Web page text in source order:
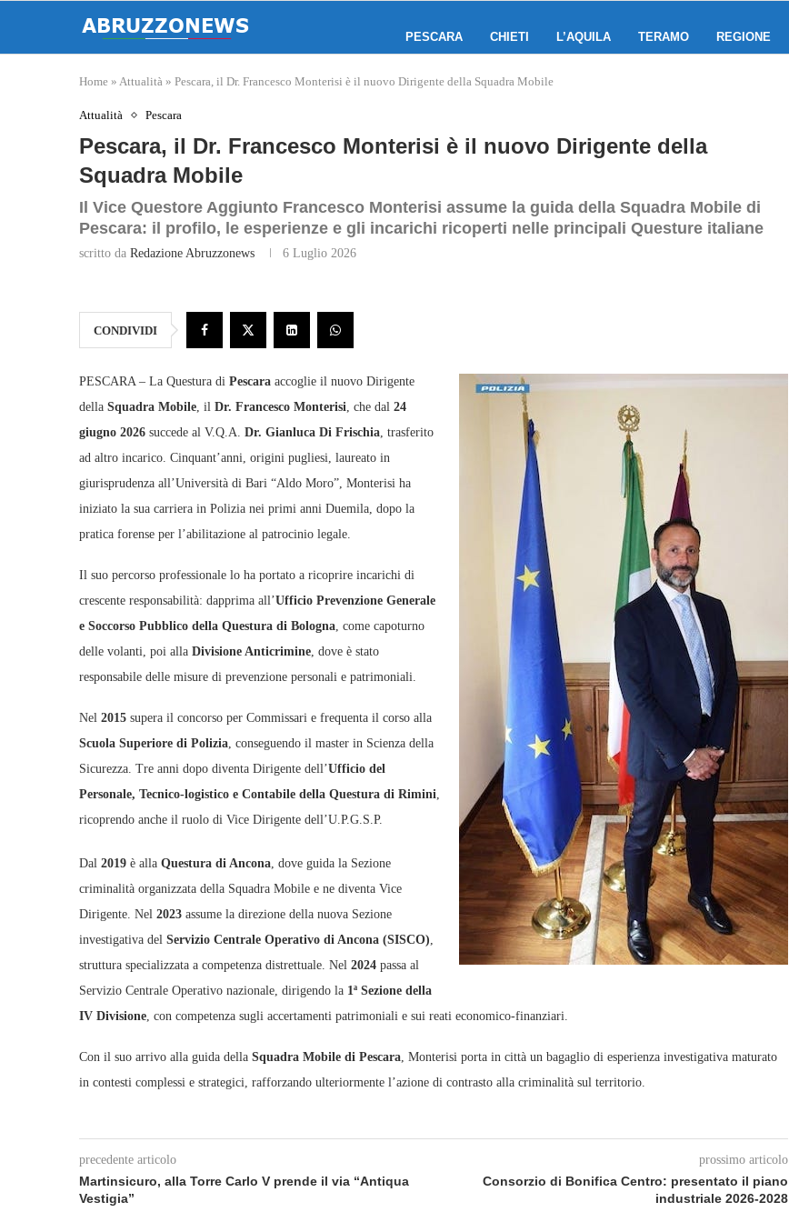
PESCARA CHIETI L’AQUILA TERAMO REGIONE
Home » Attualità » Pescara, il Dr. Francesco Monterisi è il nuovo Dirigente della Squadra Mobile
Attualità Pescara
Pescara, il Dr. Francesco Monterisi è il nuovo Dirigente della
Squadra Mobile
Il Vice Questore Aggiunto Francesco Monterisi assume la guida della Squadra Mobile di
Pescara: il profilo, le esperienze e gli incarichi ricoperti nelle principali Questure italiane
scritto da Redazione Abruzzonews 6 Luglio 2026
CONDIVIDI
PESCARA – La Questura di Pescara accoglie il nuovo Dirigente
della Squadra Mobile, il Dr. Francesco Monterisi, che dal 24
giugno 2026 succede al V.Q.A. Dr. Gianluca Di Frischia, trasferito
ad altro incarico. Cinquant’anni, origini pugliesi, laureato in
giurisprudenza all’Università di Bari “Aldo Moro”, Monterisi ha
iniziato la sua carriera in Polizia nei primi anni Duemila, dopo la
pratica forense per l’abilitazione al patrocinio legale.
Il suo percorso professionale lo ha portato a ricoprire incarichi di
crescente responsabilità: dapprima all’Ufficio Prevenzione Generale
e Soccorso Pubblico della Questura di Bologna, come capoturno
delle volanti, poi alla Divisione Anticrimine, dove è stato
responsabile delle misure di prevenzione personali e patrimoniali.
Nel 2015 supera il concorso per Commissari e frequenta il corso alla
Scuola Superiore di Polizia, conseguendo il master in Scienza della
Sicurezza. Tre anni dopo diventa Dirigente dell’Ufficio del
Personale, Tecnico‑logistico e Contabile della Questura di Rimini,
ricoprendo anche il ruolo di Vice Dirigente dell’U.P.G.S.P.
Dal 2019 è alla Questura di Ancona, dove guida la Sezione
criminalità organizzata della Squadra Mobile e ne diventa Vice
Dirigente. Nel 2023 assume la direzione della nuova Sezione
investigativa del Servizio Centrale Operativo di Ancona (SISCO),
struttura specializzata a competenza distrettuale. Nel 2024 passa al
Servizio Centrale Operativo nazionale, dirigendo la 1ª Sezione della
IV Divisione, con competenza sugli accertamenti patrimoniali e sui reati economico‑finanziari.
Con il suo arrivo alla guida della Squadra Mobile di Pescara, Monterisi porta in città un bagaglio di esperienza investigativa maturato
in contesti complessi e strategici, rafforzando ulteriormente l’azione di contrasto alla criminalità sul territorio.
precedente articolo
Martinsicuro, alla Torre Carlo V prende il via “Antiqua
Vestigia”
prossimo articolo
Consorzio di Bonifica Centro: presentato il piano
industriale 2026‑2028